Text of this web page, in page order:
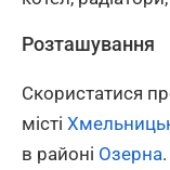
Розташування
Скористатися
місті
в районі Озерна